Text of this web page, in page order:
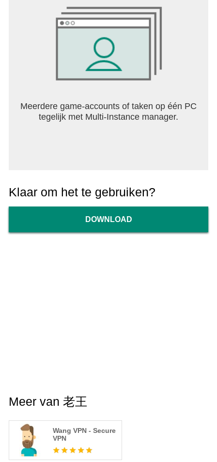
Meerdere game-accounts of taken op één PC
tegelijk met Multi-Instance manager.
Klaar om het te gebruiken?
DOWNLOAD
Meer van 老王
Wang VPN - Secure
VPN